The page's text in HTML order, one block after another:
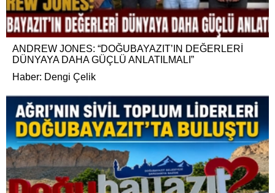
ANDREW JONES: “DOĞUBAYAZIT’IN DEĞERLERİ
DÜNYAYA DAHA GÜÇLÜ ANLATILMALI”
Haber: Dengi Çelik